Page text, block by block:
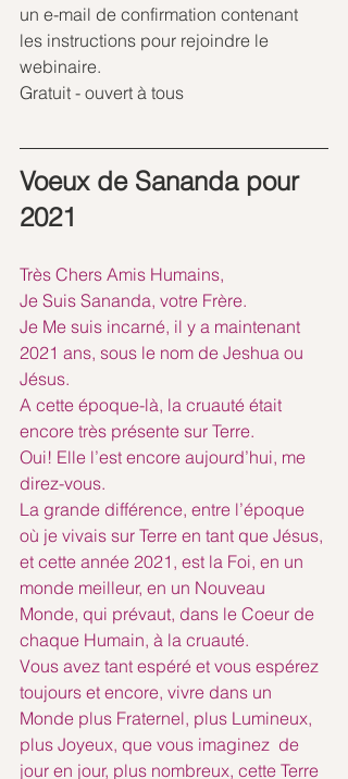
un e-mail de confirmation contenant
les instructions pour rejoindre le
webinaire.
Gratuit - ouvert à tous
Voeux de Sananda pour
2021
Très Chers Amis Humains,
Je Suis Sananda, votre Frère.
Je Me suis incarné, il y a maintenant
2021 ans, sous le nom de Jeshua ou
Jésus.
A cette époque-là, la cruauté était
encore très présente sur Terre.
Oui! Elle l’est encore aujourd’hui, me
direz-vous.
La grande différence, entre l’époque
où je vivais sur Terre en tant que Jésus,
et cette année 2021, est la Foi, en un
monde meilleur, en un Nouveau
Monde, qui prévaut, dans le Coeur de
chaque Humain, à la cruauté.
Vous avez tant espéré et vous espérez
toujours et encore, vivre dans un
Monde plus Fraternel, plus Lumineux,
plus Joyeux, que vous imaginez  de
jour en jour, plus nombreux, cette Terre